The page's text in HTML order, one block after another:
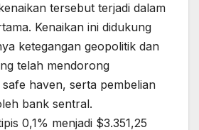
tersebut terjadi dalam
Kenaikan ini didukung
ketegangan geopolitik dan
telah mendorong
haven, serta pembelian
bank sentral.
0,1% menjadi $3.351,25